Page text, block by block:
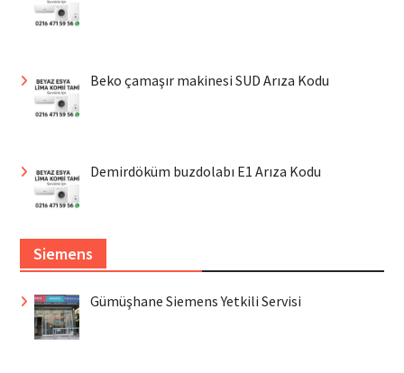
Beko çamaşır makinesi SUD Arıza Kodu
Demirdöküm buzdolabı E1 Arıza Kodu
Siemens
Gümüşhane Siemens Yetkili Servisi